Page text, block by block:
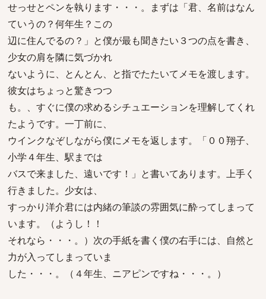
せっせとペンを執ります・・・。まずは「君、名前はなん
ていうの？何年生？この
辺に住んでるの？」と僕が最も聞きたい３つの点を書き、
少女の肩を隣に気づかれ
ないように、とんとん、と指でたたいてメモを渡します。
彼女はちょっと驚きつつ
も。、すぐに僕の求めるシチュエーションを理解してくれ
たようです。一丁前に、
ウインクなぞしながら僕にメモを返します。「００翔子、
小学４年生、駅までは
バスで来ました、遠いです！」と書いてあります。上手く
行きました。少女は、
すっかり洋介君には内緒の筆談の雰囲気に酔ってしまって
います。（ようし！！
それなら・・・。）次の手紙を書く僕の右手には、自然と
力が入ってしまっていま
した・・・。（４年生、ニアピンですね・・・。）